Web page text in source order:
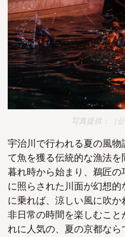
写真提供：（
宇治川で行われる夏の風
て魚を獲る伝統的な漁法
暮れ時から始まり、鵜匠の
に照らされた川面が幻想
に乗れば、涼しい風に吹か
非日常の時間を楽しむこ
れに人気の、夏の京都なら